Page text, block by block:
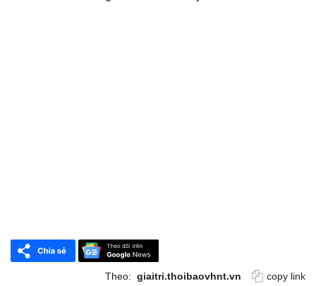
Theo: giaitri.thoibaovhnt.vn copy link